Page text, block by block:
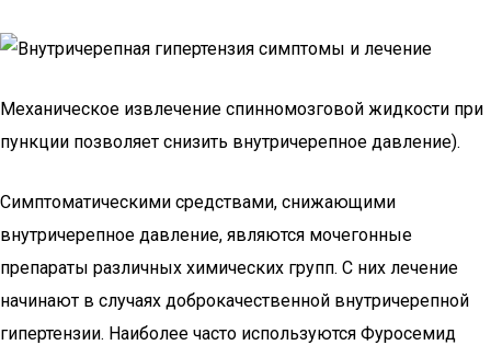
Механическое извлечение спинномозговой жидкости при
пункции позволяет снизить внутричерепное давление).
Симптоматическими средствами, снижающими
внутричерепное давление, являются мочегонные
препараты различных химических групп. С них лечение
начинают в случаях доброкачественной внутричерепной
гипертензии. Наиболее часто используются Фуросемид